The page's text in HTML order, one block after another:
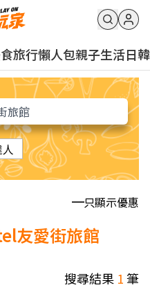
旅行懶人包親子生活日韓
只顯示優惠
友愛街旅館
搜尋結果 1筆